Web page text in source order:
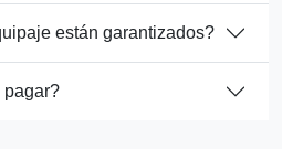
están garantizados?
pagar?